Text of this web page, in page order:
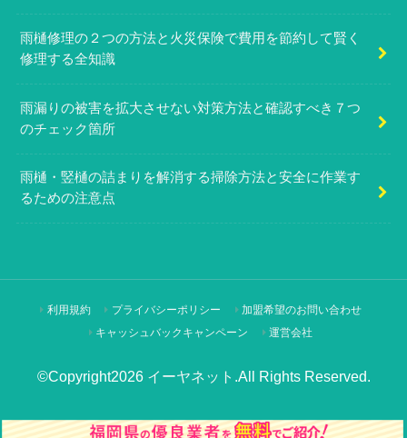
雨樋修理の２つの方法と火災保険で費用を節約して賢く
修理する全知識
雨漏りの被害を拡大させない対策方法と確認すべき７つ
のチェック箇所
雨樋・竪樋の詰まりを解消する掃除方法と安全に作業す
るための注意点
利用規約 プライバシーポリシー 加盟希望のお問い合わせ
キャッシュバックキャンペーン 運営会社
©Copyright2026 イーヤネット .All Rights Reserved.